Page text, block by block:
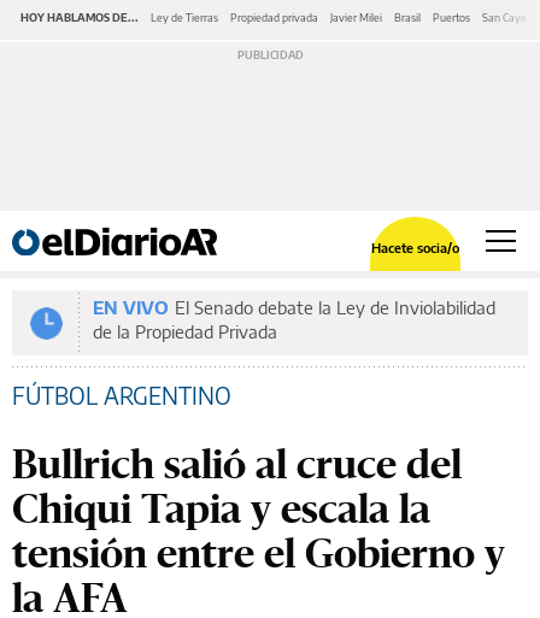
HOY HABLAMOS DE... Ley de Tierras Propiedad privada Javier Milei Brasil Puertos San
Hacete socia/o
EN VIVO El Senado debate la Ley de Inviolabilidad
de la Propiedad Privada
FÚTBOL ARGENTINO
Bullrich salió al cruce del
Chiqui Tapia y escala la
tensión entre el Gobierno y
la AFA